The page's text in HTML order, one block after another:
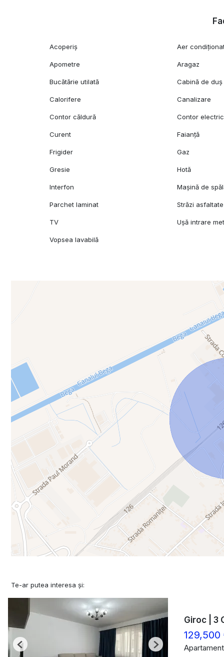
Acoperiș Aer
Apometre Aragaz
Bucătărie utilată Cabină de duș
Calorifere Canalizare
Contor căldură Contor electric
Curent Faianță
Frigider Gaz
Gresie Hotă
Interfon Mașină de
Parchet laminat Străzi asfaltate
TV Ușă intrare
Vopsea lavabilă
Te-ar putea interesa și:
Previous Next
Giroc | 3
129,500